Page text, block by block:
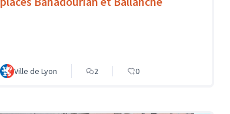
Ville de Lyon 2 0